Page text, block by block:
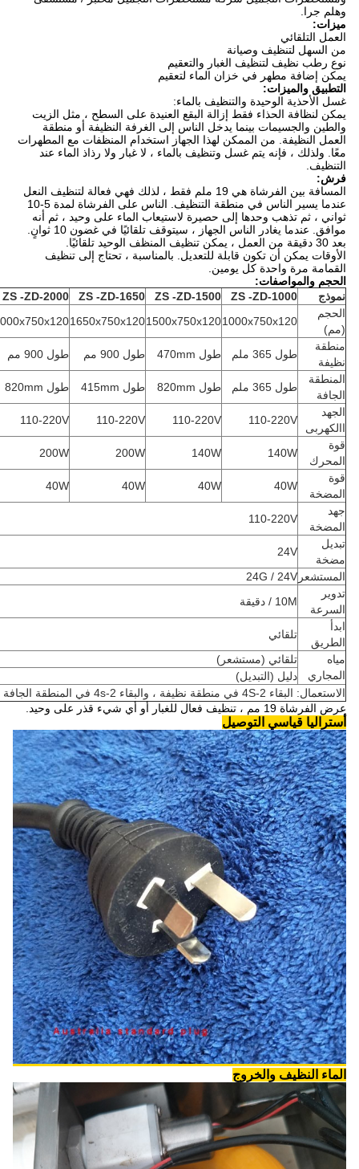
وهلم جرا.
ميزات:
العمل التلقائي
من السهل لتنظيف وصيانة
نوع رطب نظيف لتنظيف الغبار والتعقيم
يمكن إضافة مطهر في خزان الماء لتعقيم
التطبيق والميزات:
غسل الأحذية الوحيدة والتنظيف بالماء:
يمكن لنظافة الحذاء فقط إزالة البقع العنيدة على السطح ، مثل الزيت
والطين والجسيمات بينما يدخل الناس إلى الغرفة النظيفة أو منطقة
العمل النظيفة. من الممكن لهذا الجهاز استخدام المنظفات مع المطهرات
معًا. ولذلك ، فإنه يتم غسل وتنظيف بالماء ، لا غبار ولا رذاذ الماء عند
التنظيف.
فرش:
المسافة بين الفرشاة هي 19 ملم فقط ، لذلك فهي فعالة لتنظيف النعل
عندما يسير الناس في منطقة التنظيف. الناس على الفرشاة لمدة 5-10
ثواني ، ثم تذهب وحدها إلى حصيرة لاستيعاب الماء على وحيد ، ثم أنه
موافق. عندما يغادر الناس الجهاز ، سيتوقف تلقائيًا في غضون 10 ثوانٍ.
بعد 30 دقيقة من العمل ، يمكن تنظيف المنظف الوحيد تلقائيًا.
الأوقات يمكن أن تكون قابلة للتعديل. بالمناسبة ، تحتاج إلى تنظيف
القمامة مرة واحدة كل يومين.
الحجم والمواصفات:
نموذج
ZS -ZD-1000
ZS -ZD-1500
ZS -ZD-1650
ZS -ZD-2000
الحجم
(مم)
1000x750x120
1500x750x120
1650x750x120
منطقة
نظيفة
طول 365 ملم طول 470mm طول 900 مم
طول 900 مم
المنطقة
الجافة
طول 365 ملم طول 820mm طول 415mm
طول 820mm
الجهد
االكهربى
110-220V
110-220V
110-220V
110-220V
قوة
المحرك
140W
140W
200W
200W
قوة
المضخة
40W
40W
40W
40W
جهد
المضخة
110-220V
تبديل
مضخة
24V
المستشعر 24G / 24V
تدوير
السرعة
10M / دقيقة
ابدأ
الطريق
تلقائي
مياه
المجاري
تلقائي (مستشعر)
دليل (التبديل)
الاستعمال: البقاء 2-4S في منطقة نظيفة ، والبقاء 2-4s في المنطقة الجافة
عرض الفرشاة 19 مم ، تنظيف فعال للغبار أو أي شيء قذر على وحيد.
أستراليا قياسي التوصيل
الماء النظيف والخروج